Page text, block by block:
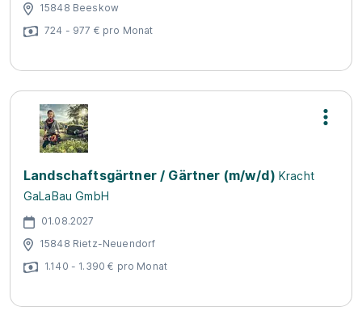
15848 Beeskow
724 - 977 € pro Monat
Landschaftsgärtner / Gärtner (m/w/d) Kracht
GaLaBau GmbH
01.08.2027
15848 Rietz-Neuendorf
1.140 - 1.390 € pro Monat